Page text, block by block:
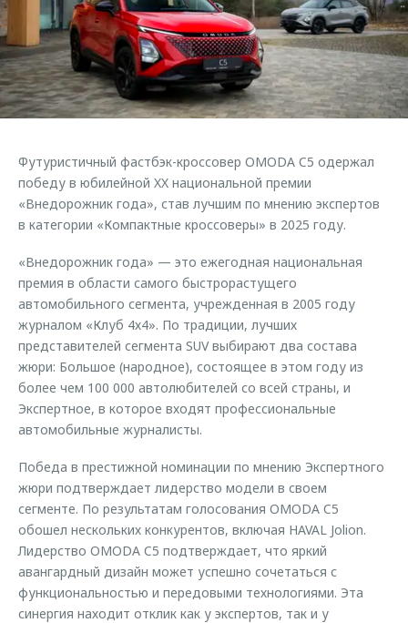
Страхование
Кредитный калькулятор
Аксессуары
Одежда и сувениры
Запчасти
Трейд-ин
Калькулятор трейд-ин
Клиентская поддержка
O&J Автоклуб
Клуб владельцев OMODA
Приложение O&J
Одежда и сувениры
Оригинальные аксессуары
Запчасти
Обратная связь
Футуристичный фастбэк-кроссовер OMODA C5 одержал
победу в юбилейной XX национальной премии
«Внедорожник года», став лучшим по мнению экспертов
в категории «Компактные кроссоверы» в 2025 году.
«Внедорожник года» — это ежегодная национальная
премия в области самого быстрорастущего
автомобильного сегмента, учрежденная в 2005 году
журналом «Клуб 4х4». По традиции, лучших
представителей сегмента SUV выбирают два состава
жюри: Большое (народное), состоящее в этом году из
более чем 100 000 автолюбителей со всей страны, и
Экспертное, в которое входят профессиональные
автомобильные журналисты.
Победа в престижной номинации по мнению Экспертного
жюри подтверждает лидерство модели в своем
сегменте. По результатам голосования OMODA C5
обошел нескольких конкурентов, включая HAVAL Jolion.
Лидерство OMODA C5 подтверждает, что яркий
авангардный дизайн может успешно сочетаться с
функциональностью и передовыми технологиями. Эта
синергия находит отклик как у экспертов, так и у